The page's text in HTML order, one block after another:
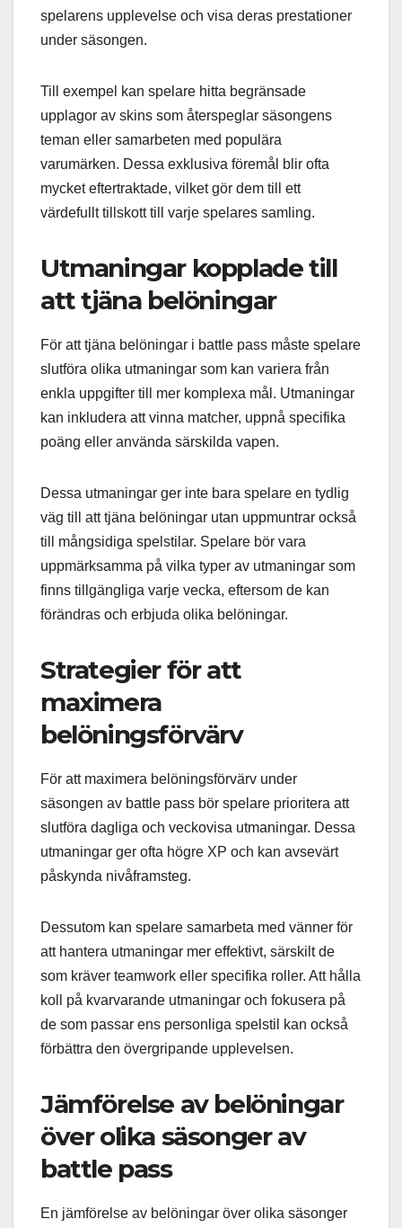
spelarens upplevelse och visa deras prestationer
under säsongen.
Till exempel kan spelare hitta begränsade
upplagor av skins som återspeglar säsongens
teman eller samarbeten med populära
varumärken. Dessa exklusiva föremål blir ofta
mycket eftertraktade, vilket gör dem till ett
värdefullt tillskott till varje spelares samling.
Utmaningar kopplade till
att tjäna belöningar
För att tjäna belöningar i battle pass måste spelare
slutföra olika utmaningar som kan variera från
enkla uppgifter till mer komplexa mål. Utmaningar
kan inkludera att vinna matcher, uppnå specifika
poäng eller använda särskilda vapen.
Dessa utmaningar ger inte bara spelare en tydlig
väg till att tjäna belöningar utan uppmuntrar också
till mångsidiga spelstilar. Spelare bör vara
uppmärksamma på vilka typer av utmaningar som
finns tillgängliga varje vecka, eftersom de kan
förändras och erbjuda olika belöningar.
Strategier för att
maximera
belöningsförvärv
För att maximera belöningsförvärv under
säsongen av battle pass bör spelare prioritera att
slutföra dagliga och veckovisa utmaningar. Dessa
utmaningar ger ofta högre XP och kan avsevärt
påskynda nivåframsteg.
Dessutom kan spelare samarbeta med vänner för
att hantera utmaningar mer effektivt, särskilt de
som kräver teamwork eller specifika roller. Att hålla
koll på kvarvarande utmaningar och fokusera på
de som passar ens personliga spelstil kan också
förbättra den övergripande upplevelsen.
Jämförelse av belöningar
över olika säsonger av
battle pass
En jämförelse av belöningar över olika säsonger